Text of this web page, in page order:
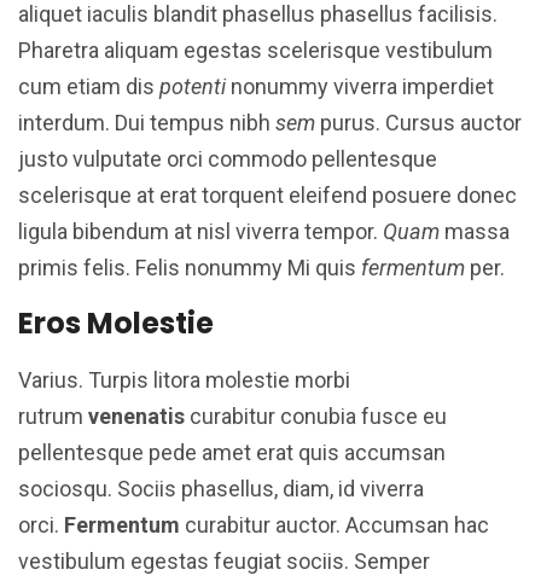
aliquet iaculis blandit phasellus phasellus facilisis.
Pharetra aliquam egestas scelerisque vestibulum
cum etiam dis potentinonummy viverra imperdiet
interdum. Dui tempus nibh sem purus. Cursus auctor
justo vulputate orci commodo pellentesque
scelerisque at erat torquent eleifend posuere donec
ligula bibendum at nisl viverra tempor. Quam massa
primis felis. Felis nonummy Mi quis fermentum per.
Eros Molestie
Varius. Turpis litora molestie morbi
rutrum venenatis curabitur conubia fusce eu
pellentesque pede amet erat quis accumsan
sociosqu. Sociis phasellus, diam, id viverra
orci. Fermentum curabitur auctor. Accumsan hac
vestibulum egestas feugiat sociis. Semper